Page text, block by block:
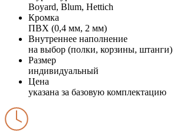
Boyard, Blum, Hettich
Кромка
ПВХ (0,4 мм, 2 мм)
Внутреннее наполнение
на выбор (полки, корзины, штанги)
Размер
индивидуальный
Цена
указана за базовую комплектацию